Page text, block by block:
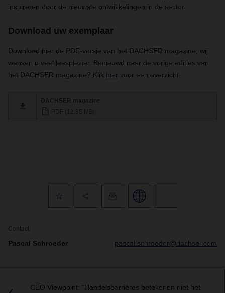
inspireren door de nieuwste ontwikkelingen in de sector.
Download uw exemplaar
Download hier de PDF-versie van het DACHSER magazine, wij
wensen u veel leesplezier. Benieuwd naar de vorige edities van
het DACHSER magazine? Klik hier voor een overzicht.
Contact
Pascal Schroeder pascal.schroeder@dachser.com
CEO Viewpoint: "Handelsbarrières betekenen niet het